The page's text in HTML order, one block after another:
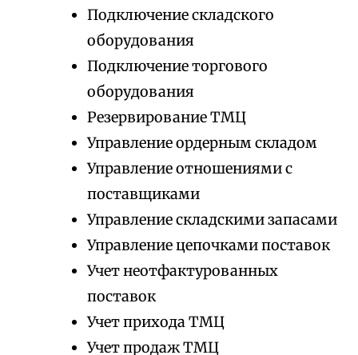
Подключение складского
оборудования
Подключение торгового
оборудования
Резервирование ТМЦ
Управление ордерным складом
Управление отношениями с
поставщиками
Управление складскими запасами
Управление цепочками поставок
Учет неотфактурованных
поставок
Учет прихода ТМЦ
Учет продаж ТМЦ